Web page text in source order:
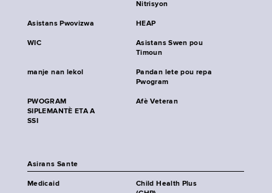
Nitrisyon
Asistans Pwovizwa HEAP
WIC
Asistans Swen pou
Timoun
manje nan lekol
Pandan lete pou repa
Pwogram
PWOGRAM
SIPLEMANTÈ ETA A
SSI
Afè Veteran
Asirans Sante
Medicaid
Child Health Plus